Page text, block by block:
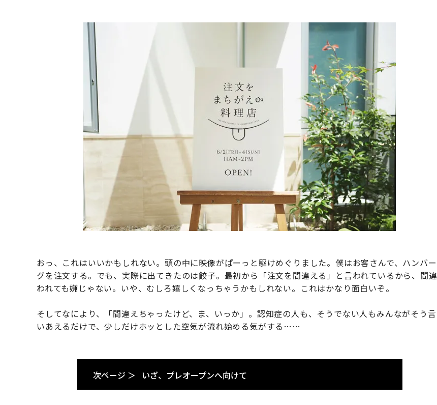
おっ、これはいいかもしれない。頭の中に映像がぱーっと駆けめぐりました。僕はお客さんで、ハンバー
グを注文する。でも、実際に出てきたのは餃子。最初から「注文を間違える」と言われているから、間違
われても嫌じゃない。いや、むしろ嬉しくなっちゃうかもしれない。これはかなり面白いぞ。
そしてなにより、「間違えちゃったけど、ま、いっか」。認知症の人も、そうでない人もみんながそう言
いあえるだけで、少しだけホッとした空気が流れ始める気がする……
次ページ ＞ いざ、プレオープンへ向けて